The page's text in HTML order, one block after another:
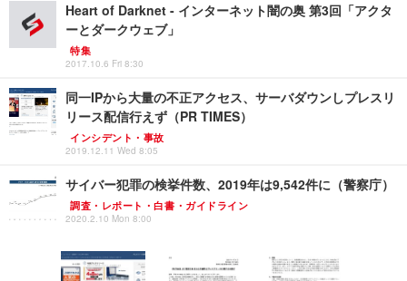
Heart of Darknet - インターネット闇の奥 第3回「アクタ
ーとダークウェブ」
特集
2017.10.6 Fri 8:30
同一IPから大量の不正アクセス、サーバダウンしプレスリ
リース配信行えず（PR TIMES）
インシデント・事故
2019.12.11 Wed 8:05
サイバー犯罪の検挙件数、2019年は9,542件に（警察庁）
調査・レポート・白書・ガイドライン
2020.2.10 Mon 8:00